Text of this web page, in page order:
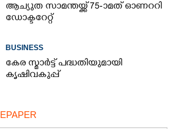
ആച്യുത സാമന്തയ്ക്ക് 75-ാമത് ഓണററി
ഡോക്ടറേറ്റ്
BUSINESS
കേര സ്മാർട്ട് പദ്ധതിയുമായി
കൃഷിവകുപ്പ്
EPAPER